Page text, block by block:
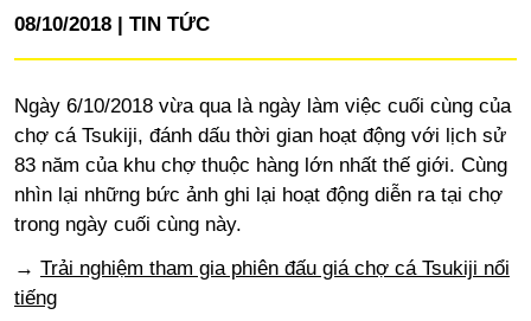
08/10/2018 TIN TỨC
Ngày 6/10/2018 vừa qua là ngày làm việc cuối cùng của
chợ cá Tsukiji, đánh dấu thời gian hoạt động với lịch sử
83 năm của khu chợ thuộc hàng lớn nhất thế giới. Cùng
nhìn lại những bức ảnh ghi lại hoạt động diễn ra tại chợ
trong ngày cuối cùng này.
→ Trải nghiệm tham gia phiên đấu giá chợ cá Tsukiji nổi
tiếng